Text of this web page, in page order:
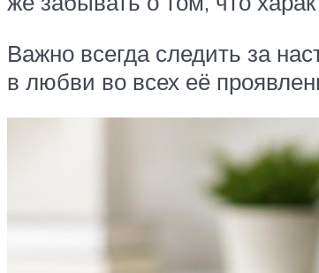
Важно всегда следить за
в любви во всех её